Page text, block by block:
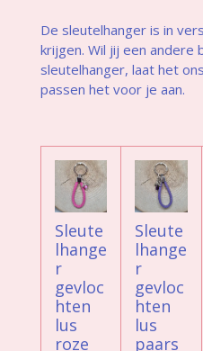
De sleutelhanger is in
krijgen. Wil jij een andere
sleutelhanger, laat het
passen het voor je aan.
Sleute
lhange
r
gevloc
hten
lus
roze
Sleute
lhange
r
gevloc
hten
lus
paars